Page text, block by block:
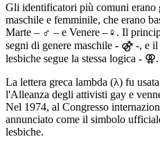
Gli identificatori più comuni erano
maschile e femminile, che erano
Marte – ♂ – e Venere –♀. Il
segni di genere maschile - ⚣ -, e
lesbiche segue la stessa logica - ⚢.
La lettera greca lambda (λ) fu
l'Alleanza degli attivisti gay e
Nel 1974, al Congresso
annunciato come il simbolo
lesbiche.